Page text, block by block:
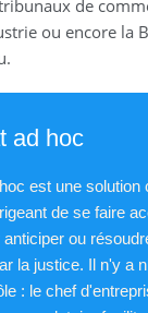
de
ou encore la
ad hoc
est une solution
de se faire
ou
la justice. Il n'y a
: le chef